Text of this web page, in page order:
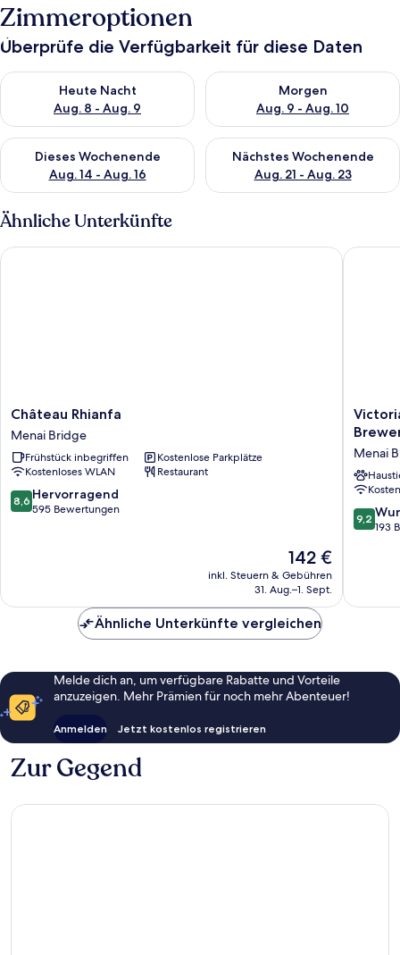
Zimmeroptionen
Überprüfe die Verfügbarkeit für diese Daten
Heute Nacht
Aug. 8 - Aug. 9
Überprüfe die Verfügbarkeit für heute Nacht, Aug. 8 - Aug. 9.
Morgen
Aug. 9 - Aug. 10
Überprüfe die Verfügbarkeit
Dieses Wochenende
Aug. 14 - Aug. 16
Überprüfe die Verfügbarkeit für dieses Wochenende, Aug. 14
Nächstes Wochenende
Aug. 21 - Aug. 23
Überprüfe die Verfügbarkeit
Ähnliche Unterkünfte
Château
Rhianfa
Menai
Bridge
Château Rhianfa
Menai Bridge
Frühstück inbegriffen
Kostenlose Parkplätze
Kostenloses WLAN
Restaurant
8.6
von
8,6 Hervorragend
595 Bewertungen
Der
Preis
beträgt
142 €
inkl. Steuern & Gebühren
31. Aug.–1. Sept.
Château Rhianfa
Victoria
Hotel
Bridge
By
Chef
and
Brewer
Menai
9.2
von
9,2
193
Victoria
Ähnliche Unterkünfte vergleichen
Melde dich an, um verfügbare Rabatte und Vorteile
anzuzeigen. Mehr Prämien für noch mehr Abenteuer!
Anmelden Jetzt kostenlos registrieren
Zur Gegend